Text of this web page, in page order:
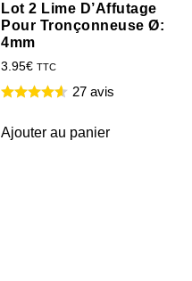
Lot 2 Lime D’Affutage
Pour Tronçonneuse Ø:
4mm
3.95€ TTC
27 avis
Ajouter au panier